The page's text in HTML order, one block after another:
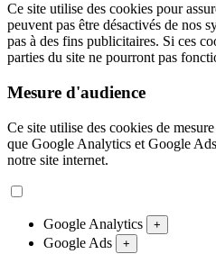
Ce site utilise des cookies pour
peuvent pas être désactivés de nos
pas à des fins publicitaires. Si ces
parties du site ne pourront pas
Mesure d'audience
Ce site utilise des cookies de
que Google Analytics et Google
notre site internet.
Google Analytics +
Google Ads +